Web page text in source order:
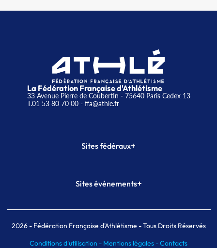
La Fédération Française d'Athlétisme
33 Avenue Pierre de Coubertin - 75640 Paris Cedex 13
T.01 53 80 70 00- ffa@athle.fr
Sites fédéraux+
Plateforme Formation
Sites événements+
Meeting de Paris indoor
MAIF Ekiden de Paris
2026- Fédération Française d'Athlétisme - Tous Droits Réservés
Conditions d'utilisation - Mentions légales -Contacts